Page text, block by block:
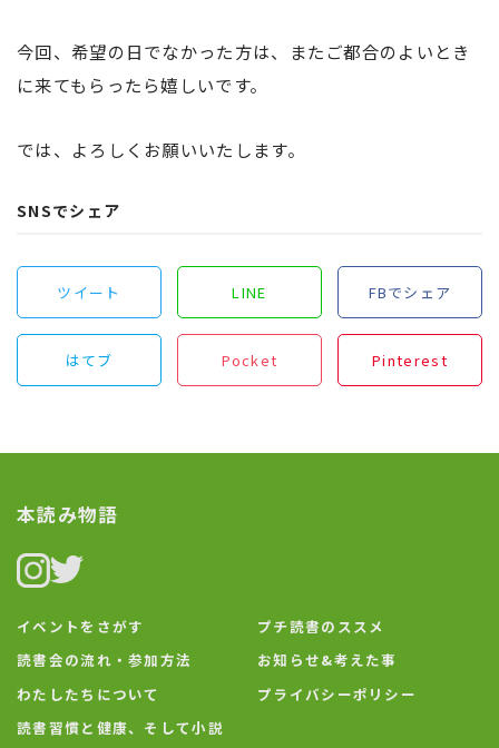
今回、希望の日でなかった方は、またご都合のよいとき
に来てもらったら嬉しいです。
では、よろしくお願いいたします。
SNSでシェア
ツイート LINE FBでシェア
はてブ Pocket Pinterest
本読み物語
イベントをさがす
読書会の流れ・参加方法
わたしたちについて
読書習慣と健康、そして小説
プチ読書のススメ
お知らせ&考えた事
プライバシーポリシー